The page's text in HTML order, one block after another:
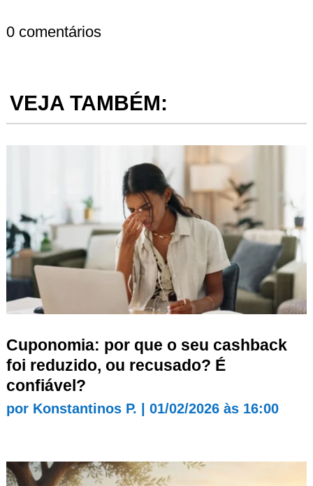
0 comentários
VEJA TAMBÉM:
Cuponomia: por que o seu cashback
foi reduzido, ou recusado? É
confiável?
por Konstantinos P. 01/02/2026 às 16:00